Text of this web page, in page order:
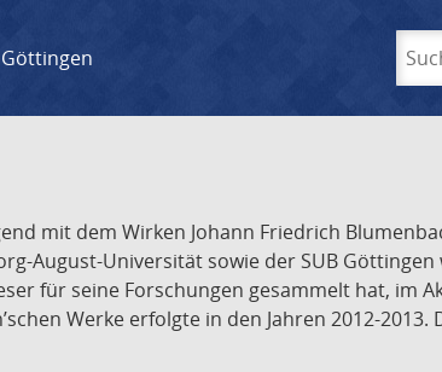
Göttingen
mit dem Wirken Johann Friedrich
August-Universität sowie der SUB
für seine Forschungen gesammelt hat, im
Werke erfolgte in den Jahren 2012-2013.